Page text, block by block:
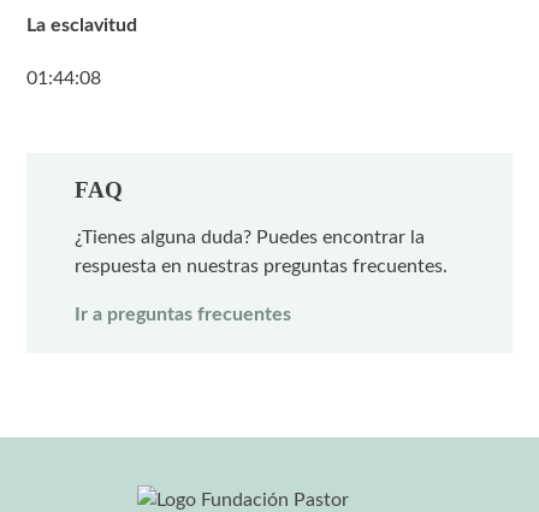
La esclavitud
01:44:08
FAQ
¿Tienes alguna duda? Puedes encontrar la
respuesta en nuestras preguntas frecuentes.
Ir a preguntas frecuentes